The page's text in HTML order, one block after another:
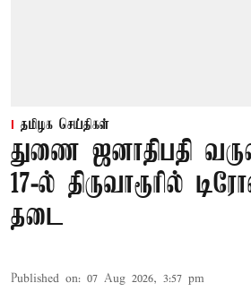
தமிழக செய்திகள்
துணை ஜனாதிபதி
17-ல் திருவாரூரில்
தடை
Published on: 07 Aug 2026, 3:57 pm